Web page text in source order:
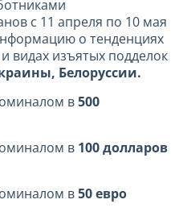
с 11 апреля по 10 мая
о тенденциях
видах изъятых подделок
Белоруссии.
в500
в 100 долларов
в50 евро